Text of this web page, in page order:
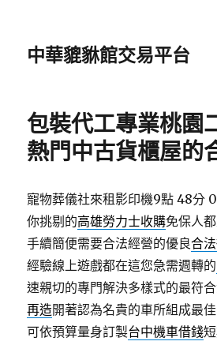
中華貔貅館交易平台
包裝代工專業桃園
熱門中古貨櫃屋的
寵物葬儀社來租影印機9點 48分
你挑剔的高雄勞力士收購免保人
手續簡便需要合法經營的優良合
經驗線上遊戲都在這您急需週轉的
速親切的專門解決多樣式的最符
再造開著認為名貴的車所組成最
可依預算量身訂製台中機車借錢